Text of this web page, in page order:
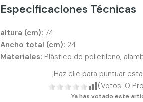
Especificaciones Técnicas
altura (cm): 74
Ancho total (cm): 24
Materiales: Plástico de polietileno,
¡Haz clic para puntuar
(Votos: 0
Ya has votado este